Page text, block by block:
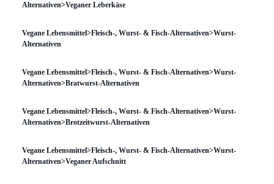
Alternativen>Veganer Leberkäse
Vegane Lebensmittel>Fleisch-, Wurst- & Fisch-Alternativen>Wurst-
Alternativen
Vegane Lebensmittel>Fleisch-, Wurst- & Fisch-Alternativen>Wurst-
Alternativen>Bratwurst-Alternativen
Vegane Lebensmittel>Fleisch-, Wurst- & Fisch-Alternativen>Wurst-
Alternativen>Brotzeitwurst-Alternativen
Vegane Lebensmittel>Fleisch-, Wurst- & Fisch-Alternativen>Wurst-
Alternativen>Veganer Aufschnitt